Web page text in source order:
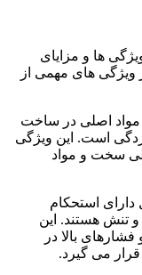
ها و مزایای
ویژگی های مهمی از
مواد اصلی در ساخت
است. این ویژگی
سخت و مواد
استحکام
و تنش هستند. این
بالا در
می گیرد.